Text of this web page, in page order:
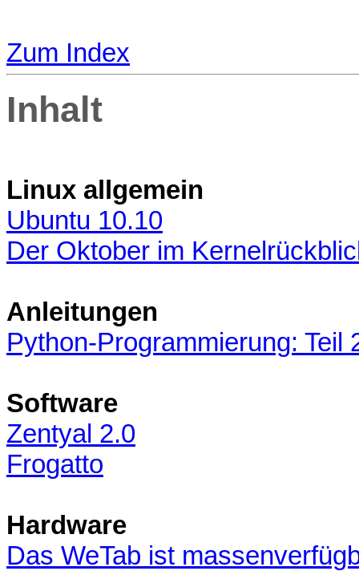
Zum Index
Inhalt
Linux allgemein
Ubuntu 10.10
Der Oktober im
Anleitungen
Python-Programmierung: Teil
Software
Zentyal 2.0
Frogatto
Hardware
Das WeTab ist